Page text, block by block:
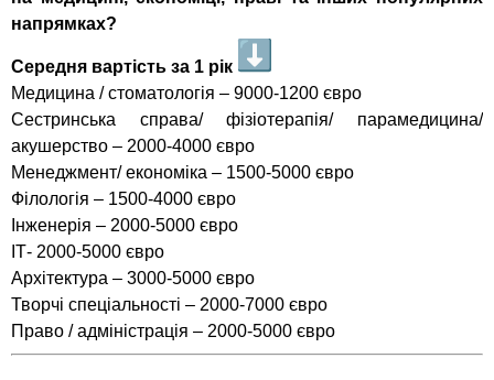
напрямках?
Середня вартість за 1 рік
Медицина / стоматологія – 9000-1200 євро
Сестринська справа/ фізіотерапія/ парамедицина/
акушерство – 2000-4000 євро
Менеджмент/ економіка – 1500-5000 євро
Філологія – 1500-4000 євро
Інженерія – 2000-5000 євро
ІТ- 2000-5000 євро
Архітектура – 3000-5000 євро
Творчі спеціальності – 2000-7000 євро
Право / адміністрація – 2000-5000 євро